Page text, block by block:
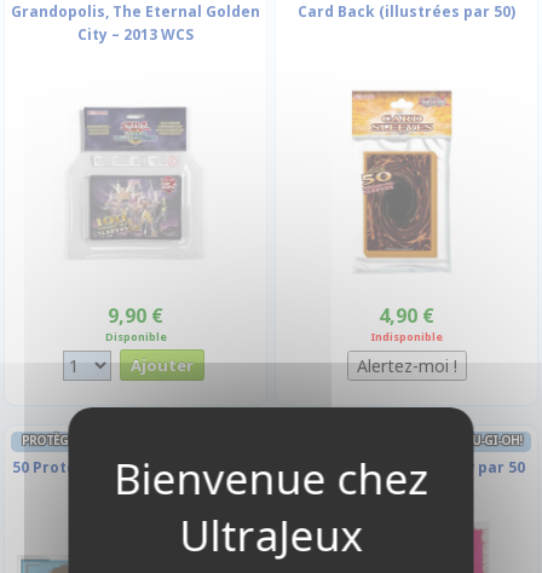
Grandopolis, The Eternal Golden
City – 2013 WCS
9,90 €
Disponible
Card Back (illustrées par 50)
4,90 €
Indisponible
PROTÈGES CARTES FORMAT JAP YU-GI-OH!
50 Protèges Cartes Yugi & Kaiba
PROTÈGES CARTES FORMAT JAP YU-GI-OH!
Gold Pride Carrie's Crew par 50